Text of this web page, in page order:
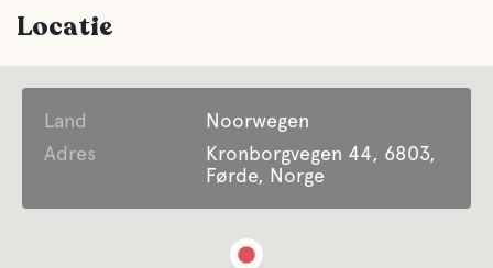
Locatie
Land
Noorwegen
Adres
Kronborgvegen 44, 6803,
Førde, Norge